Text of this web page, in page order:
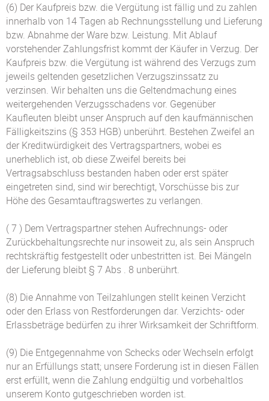
(6) Der Kaufpreis bzw. die Vergütung ist fällig und zu zahlen
innerhalb von 14 Tagen ab Rechnungsstellung und Lieferung
bzw. Abnahme der Ware bzw. Leistung. Mit Ablauf
vorstehender Zahlungsfrist kommt der Käufer in Verzug. Der
Kaufpreis bzw. die Vergütung ist während des Verzugs zum
jeweils geltenden gesetzlichen Verzugszinssatz zu
verzinsen. Wir behalten uns die Geltendmachung eines
weitergehenden Verzugsschadens vor. Gegenüber
Kaufleuten bleibt unser Anspruch auf den kaufmännischen
Fälligkeitszins (§ 353 HGB) unberührt. Bestehen Zweifel an
der Kreditwürdigkeit des Vertragspartners, wobei es
unerheblich ist, ob diese Zweifel bereits bei
Vertragsabschluss bestanden haben oder erst später
eingetreten sind, sind wir berechtigt, Vorschüsse bis zur
Höhe des Gesamtauftragswertes zu verlangen.
( 7 ) Dem Vertragspartner stehen Aufrechnungs- oder
Zurückbehaltungsrechte nur insoweit zu, als sein Anspruch
rechtskräftig festgestellt oder unbestritten ist. Bei Mängeln
der Lieferung bleibt § 7 Abs . 8 unberührt.
(8) Die Annahme von Teilzahlungen stellt keinen Verzicht
oder den Erlass von Restforderungen dar. Verzichts- oder
Erlassbeträge bedürfen zu ihrer Wirksamkeit der Schriftform.
(9) Die Entgegennahme von Schecks oder Wechseln erfolgt
nur an Erfüllungs statt; unsere Forderung ist in diesen Fällen
erst erfüllt, wenn die Zahlung endgültig und vorbehaltlos
unserem Konto gutgeschrieben worden ist.